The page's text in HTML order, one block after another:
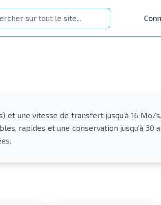
et une vitesse de transfert jusqu’à 16 Mo/
rapides et une conservation jusqu’à 30